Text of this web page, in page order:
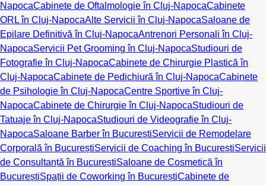
NapocaCabinete de Oftalmologie în Cluj-NapocaCabinete
ORL în Cluj-NapocaAlte Servicii în Cluj-NapocaSaloane de
Epilare Definitivă în Cluj-NapocaAntrenori Personali în Cluj-
NapocaServicii Pet Grooming în Cluj-NapocaStudiouri de
Fotografie în Cluj-NapocaCabinete de Chirurgie Plastică în
Cluj-NapocaCabinete de Pedichiură în Cluj-NapocaCabinete
de Psihologie în Cluj-NapocaCentre Sportive în Cluj-
NapocaCabinete de Chirurgie în Cluj-NapocaStudiouri de
Tatuaje în Cluj-NapocaStudiouri de Videografie în Cluj-
NapocaSaloane Barber în BucureștiServicii de Remodelare
Corporală în BucureștiServicii de Coaching în BucureștiServicii
de Consultanță în BucureștiSaloane de Cosmetică în
BucureștiSpații de Coworking în BucureștiCabinete de